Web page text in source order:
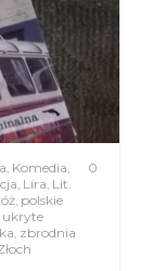
0
, Komedia,
, Lira, Lit.
, polskie
ukryte
, zbrodnia